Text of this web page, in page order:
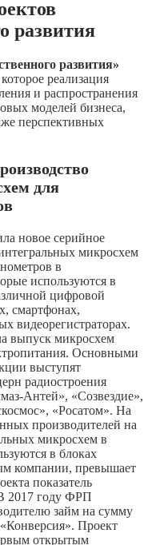
развития
развития»
реализация
и распространения
моделей бизнеса,
перспективных
для
новое серийное
микросхем
в
используются в
цифровой
смартфонах,
видеорегистраторах.
выпуск микросхем
Основными
выступят
радиостроения
Антей», «Созвездие»,
«Росатом». На
производителей на
микросхем в
в блоках
компании, превышает
показатель
2017 году ФРП
займ на сумму
Проект
открытым